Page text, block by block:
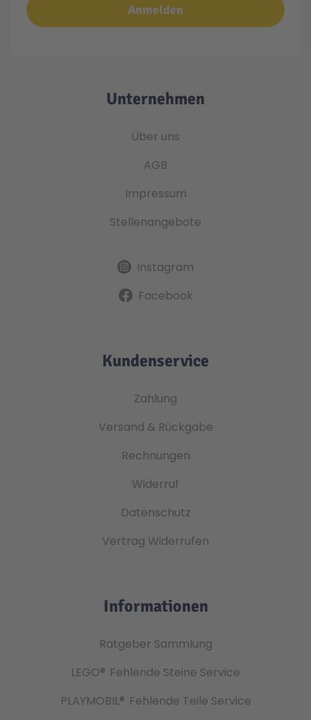
Anmelden
Unternehmen
Über uns
AGB
Impressum
Stellenangebote
Instagram
Facebook
Kundenservice
Zahlung
Versand & Rückgabe
Rechnungen
Widerruf
Datenschutz
Vertrag Widerrufen
Informationen
Ratgeber Sammlung
LEGO® Fehlende Steine Service
PLAYMOBIL® Fehlende Teile Service